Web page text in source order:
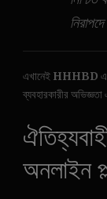
এখানেই HHHBD
ব্যবহারকারীর অভিজ্ঞতা
অনলাইন